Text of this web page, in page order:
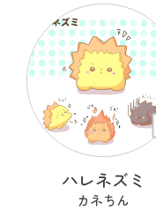
ハレネズミ
カネちん